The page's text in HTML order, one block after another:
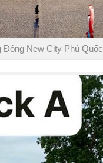
New City Phú Quốc